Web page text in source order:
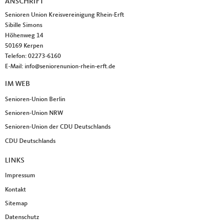
Fußbereich
ANSCHRIFT
Senioren Union Kreisvereinigung Rhein-Erft
Sibille Simons
Höhenweg 14
50169 Kerpen
Telefon: 02273-6160
E-Mail: info@seniorenunion-rhein-erft.de
IM WEB
Senioren-Union Berlin
Senioren-Union NRW
Senioren-Union der CDU Deutschlands
CDU Deutschlands
LINKS
Impressum
Kontakt
Sitemap
Datenschutz